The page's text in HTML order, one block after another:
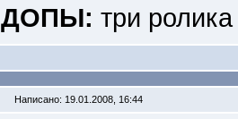
ДОПЫ: три
Написано: 19.01.2008, 16:44